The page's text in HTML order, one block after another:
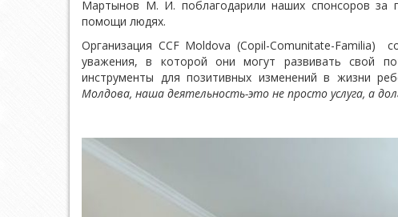
Мартынов М. И. поблагодарили наших спонсоров
помощи людях.
Организация ССF Moldova (Copil-Comunitate-Familia)
уважения, в которой они могут развивать свой
инструменты для позитивных изменений в жизни
Молдова, наша деятельность-это не просто услуга, а